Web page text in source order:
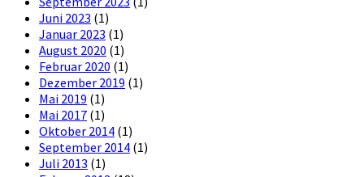
Juni 2023 (1)
Januar 2023 (1)
August 2020 (1)
Februar 2020 (1)
Dezember 2019 (1)
Mai 2019 (1)
Mai 2017 (1)
Oktober 2014 (1)
September 2014 (1)
Juli 2013 (1)